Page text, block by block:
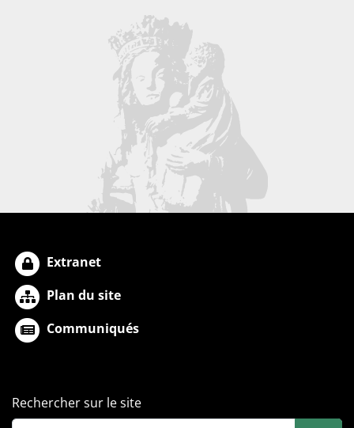
Extranet
Plan du site
Communiqués
Rechercher sur le site